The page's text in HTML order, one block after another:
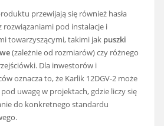
przewijają się również hasła
rozwiązaniami pod instalacje i
towarzyszącymi, takimi jak puszki
(zależnie od rozmiarów) czy różnego
Dla inwestorów i
oznacza to, że Karlik 12DGV-2 może
uwagę w projektach, gdzie liczy się
do konkretnego standardu